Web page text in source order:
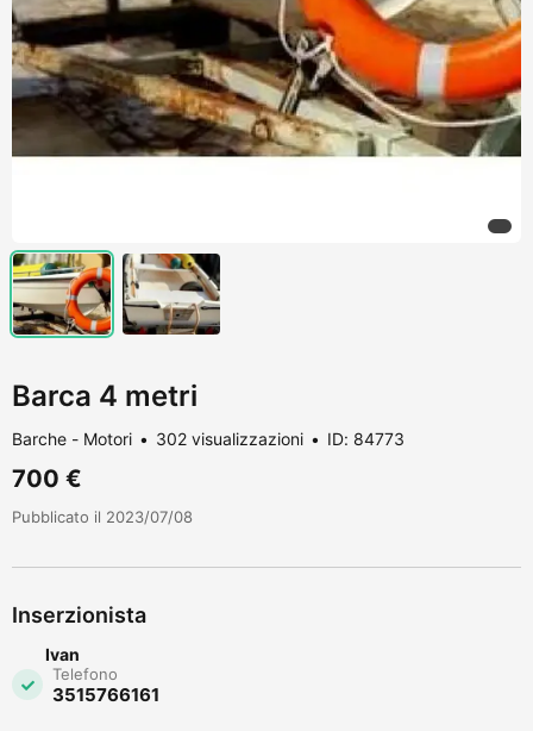
Barca 4 metri
Barche - Motori 302 visualizzazioni ID: 84773
700 €
Pubblicato il 2023/07/08
Inserzionista
Ivan
Telefono
3515766161